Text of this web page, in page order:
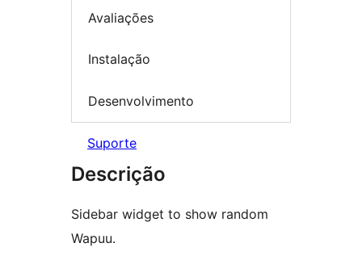
Avaliações
Instalação
Desenvolvimento
Suporte
Descrição
Sidebar widget to show random
Wapuu.